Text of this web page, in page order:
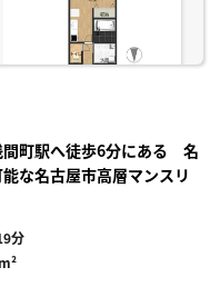
間町駅へ徒歩6分にある 名
な名古屋市高層マンスリ
分